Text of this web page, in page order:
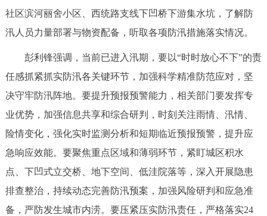
政务服务
便民服务 利企服务 投资项目
中介服务 阳光政务
12345网上接诉即办 我要咨询 我要建议
参与调查 在线访谈 图说互动
社区滨河丽舍小区、西统路支线下凹桥下游集水坑，了解防
汛人员力量部署与物资配备，听取各项防汛措施落实情况。
彭利锋强调，当前已进入汛期，要以“时时放心不下”的责
任感抓紧抓实防汛各关键环节，加强科学精准防范应对，坚
决守牢防汛阵地。要提升预报预警能力，相关部门要发挥专
业优势，加强信息共享和综合研判，时刻关注雨情、汛情、
险情变化，强化实时监测分析和短期临近预报预警，提升应
急响应效能。要聚焦重点区域和薄弱环节，紧盯城区积水
点、下凹式立交桥、地下空间、低洼院落等，深入开展隐患
排查整治，持续动态完善防汛预案，加强风险研判和应急准
备，严防发生城市内涝。要压紧压实防汛责任，严格落实24